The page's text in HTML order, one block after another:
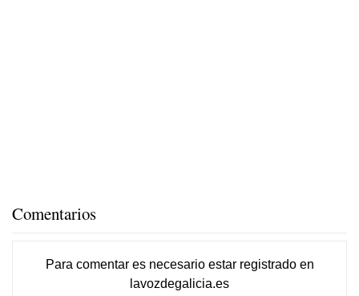
Comentarios
Para comentar es necesario estar registradoen
lavozdegalicia.es